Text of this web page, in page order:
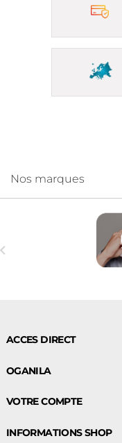
Nos marques
ACCES DIRECT
OGANILA
VOTRE COMPTE
INFORMATIONS SHOP